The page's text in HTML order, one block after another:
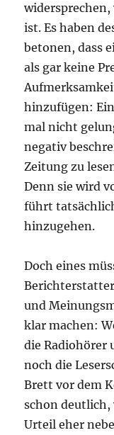
ist. Es haben
betonen, dass
als gar keine
hinzufügen:
mal nicht
negativ
Zeitung zu
Denn sie wird
führt
hinzugehen.
Doch eines
und
klar machen:
die Radiohörer
noch die
Brett vor dem
schon
Urteil eher